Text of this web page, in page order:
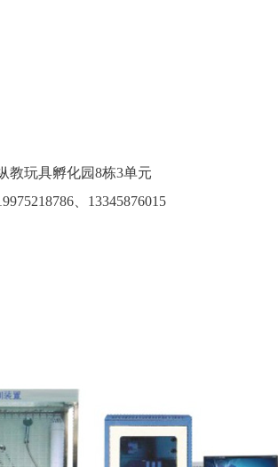
教玩具孵化园8栋3单元
、13345876015